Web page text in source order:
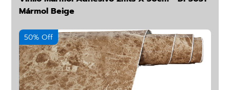
Mármol Beige
50% Off